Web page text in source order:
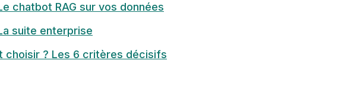
chatbot RAG sur vos données
suite enterprise
choisir ? Les 6 critères décisifs